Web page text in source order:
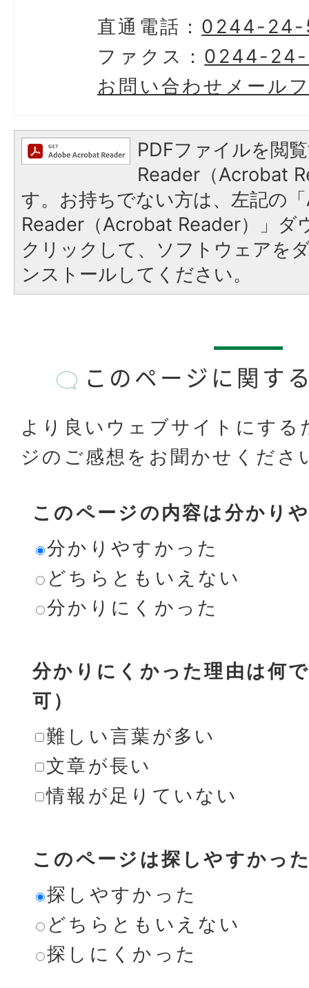
直通電話： 0244-
ファクス： 0244-
お問い合わせメール
PDFファイルを閲
Reader（Acrobat
す。お持ちでない方は、左記の
Reader（Acrobat Reader）」ダ
クリックして、ソフトウェアを
ンストールしてください。
このページに関す
より良いウェブサイトにする
ジのご感想をお聞かせくださ
このページの内容は分かり
分かりやすかった
どちらともいえない
分かりにくかった
分かりにくかった理由は何
可）
難しい言葉が多い
文章が長い
情報が足りていない
このページは探しやすかっ
探しやすかった
どちらともいえない
探しにくかった